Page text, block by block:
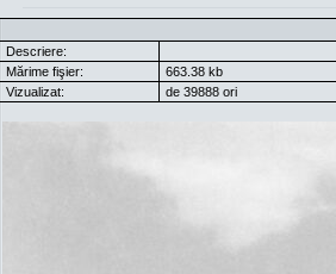
Descriere:
Mărime fişier:
663.38 kb
Vizualizat:
de 39888 ori